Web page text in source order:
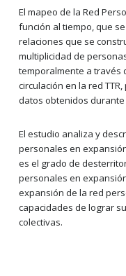
El mapeo de la Red
función al tiempo, que
relaciones que se
multiplicidad de
temporalmente a través
circulación en la red
datos obtenidos
El estudio analiza y
personales en
es el grado de
personales en
expansión de la red
capacidades de lograr
colectivas.